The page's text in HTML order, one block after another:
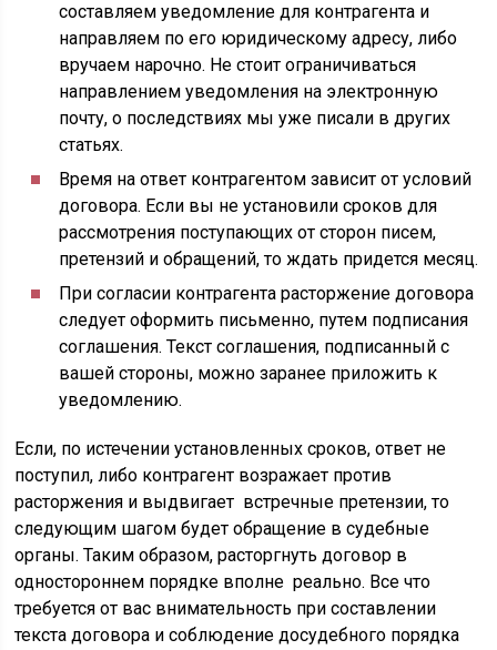
составляем уведомление для контрагента и
направляем по его юридическому адресу, либо
вручаем нарочно. Не стоит ограничиваться
направлением уведомления на электронную
почту, о последствиях мы уже писали в других
статьях.
Время на ответ контрагентом зависит от условий
договора. Если вы не установили сроков для
рассмотрения поступающих от сторон писем,
претензий и обращений, то ждать придется месяц.
При согласии контрагента расторжение договора
следует оформить письменно, путем подписания
соглашения. Текст соглашения, подписанный с
вашей стороны, можно заранее приложить к
уведомлению.
Если, по истечении установленных сроков, ответ не
поступил, либо контрагент возражает против
расторжения и выдвигает встречные претензии, то
следующим шагом будет обращение в судебные
органы. Таким образом, расторгнуть договор в
одностороннем порядке вполне реально. Все что
требуется от вас внимательность при составлении
текста договора и соблюдение досудебного порядка